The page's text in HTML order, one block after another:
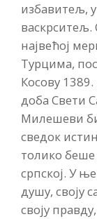
избавитељ,
васкрситељ.
највећој
Турцима,
Косову
доба Свети
Милешеви
сведок
толико беше
српској. У
душу, своју
своју